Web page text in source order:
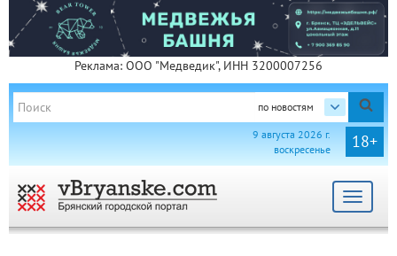
Реклама: ООО "Медведик", ИНН 3200007256
по новостям
18+
9 августа 2026 г.
воскресенье
Toggle